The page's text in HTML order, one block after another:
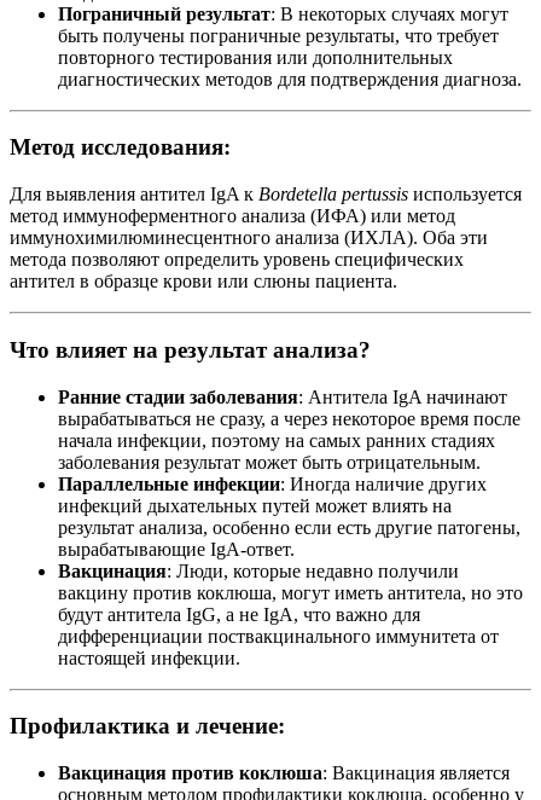
Пограничный результат: В некоторых случаях могут
быть получены пограничные результаты, что требует
повторного тестирования или дополнительных
диагностических методов для подтверждения диагноза.
Метод исследования:
Для выявления антител IgA к Bordetella pertussis используется
метод иммуноферментного анализа (ИФА) или метод
иммунохимилюминесцентного анализа (ИХЛА). Оба эти
метода позволяют определить уровень специфических
антител в образце крови или слюны пациента.
Что влияет на результат анализа?
Ранние стадии заболевания: Антитела IgA начинают
вырабатываться не сразу, а через некоторое время после
начала инфекции, поэтому на самых ранних стадиях
заболевания результат может быть отрицательным.
Параллельные инфекции: Иногда наличие других
инфекций дыхательных путей может влиять на
результат анализа, особенно если есть другие патогены,
вырабатывающие IgA-ответ.
Вакцинация: Люди, которые недавно получили
вакцину против коклюша, могут иметь антитела, но это
будут антитела IgG, а не IgA, что важно для
дифференциации поствакцинального иммунитета от
настоящей инфекции.
Профилактика и лечение:
Вакцинация против коклюша: Вакцинация является
основным методом профилактики коклюша, особенно у